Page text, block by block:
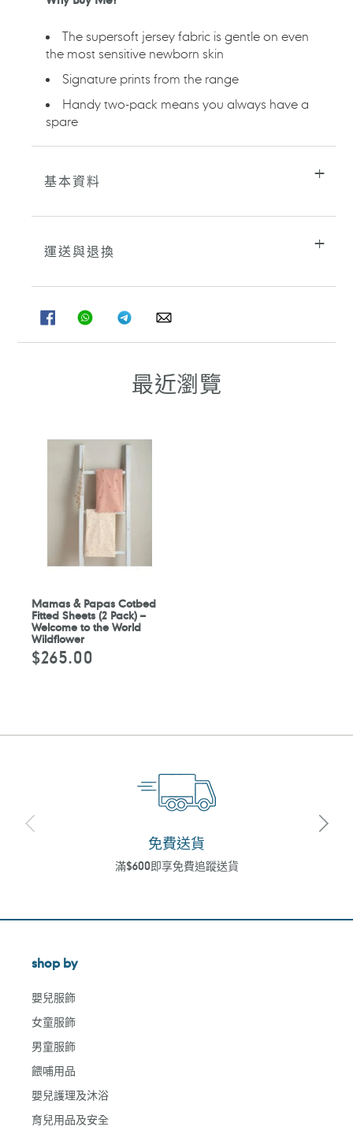
The supersoft jersey fabric is gentle on even
the most sensitive newborn skin
Signature prints from the range
Handy two-pack means you always have a
spare
基本資料
運送與退換
FACEBOOK
分
享
WHATSAPPTELEGRAM
分
享
WHATSAPP
最近瀏覽
Mamas & Papas Cotbed
Fitted Sheets (2 Pack) –
Welcome to the World
Wildflower
定
價
$265.00
免費送貨
滿$600即享免費追蹤送貨
shop by
嬰兒服飾
女童服飾
男童服飾
餵哺用品
嬰兒護理及沐浴
育兒用品及安全